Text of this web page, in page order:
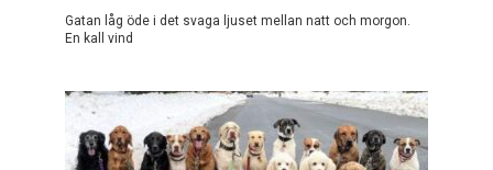
Gatan låg öde i det svaga ljuset mellan natt och morgon.
En kall vind